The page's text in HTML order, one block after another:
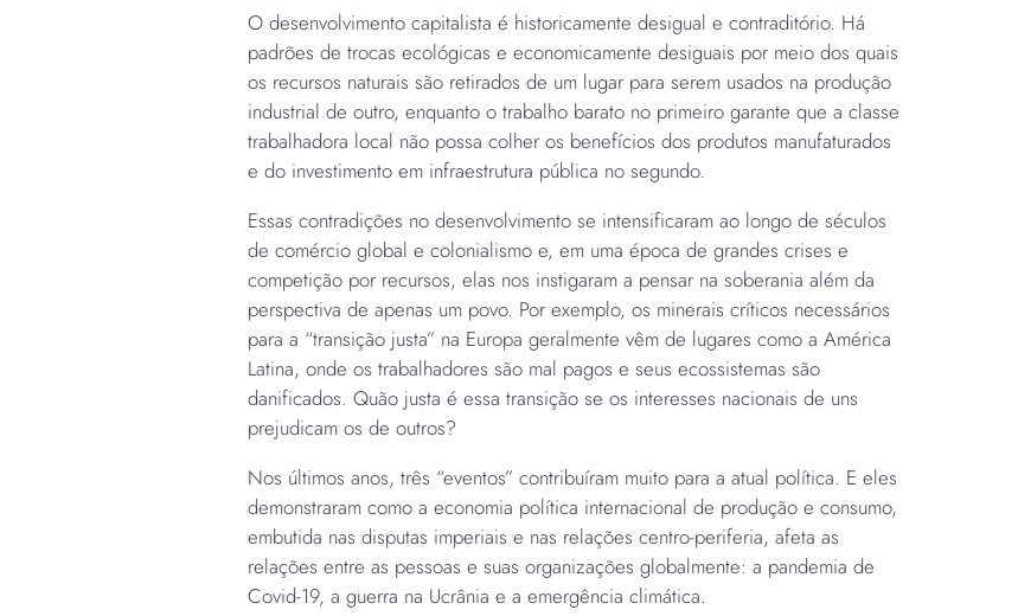
O desenvolvimento capitalista é historicamente desigual e contraditório. Há
padrões de trocas ecológicas e economicamente desiguais por meio dos quais
os recursos naturais são retirados de um lugar para serem usados na produção
industrial de outro, enquanto o trabalho barato no primeiro garante que a classe
trabalhadora local não possa colher os benefícios dos produtos manufaturados
e do investimento em infraestrutura pública no segundo.
Essas contradições no desenvolvimento se intensificaram ao longo de séculos
de comércio global e colonialismo e, em uma época de grandes crises e
competição por recursos, elas nos instigaram a pensar na soberania além da
perspectiva de apenas um povo. Por exemplo, os minerais críticos necessários
para a “transição justa” na Europa geralmente vêm de lugares como a América
Latina, onde os trabalhadores são mal pagos e seus ecossistemas são
danificados. Quão justa é essa transição se os interesses nacionais de uns
prejudicam os de outros?
Nos últimos anos, três “eventos” contribuíram muito para a atual política. E eles
demonstraram como a economia política internacional de produção e consumo,
embutida nas disputas imperiais e nas relações centro-periferia, afeta as
relações entre as pessoas e suas organizações globalmente: a pandemia de
Covid-19, a guerra na Ucrânia e a emergência climática.